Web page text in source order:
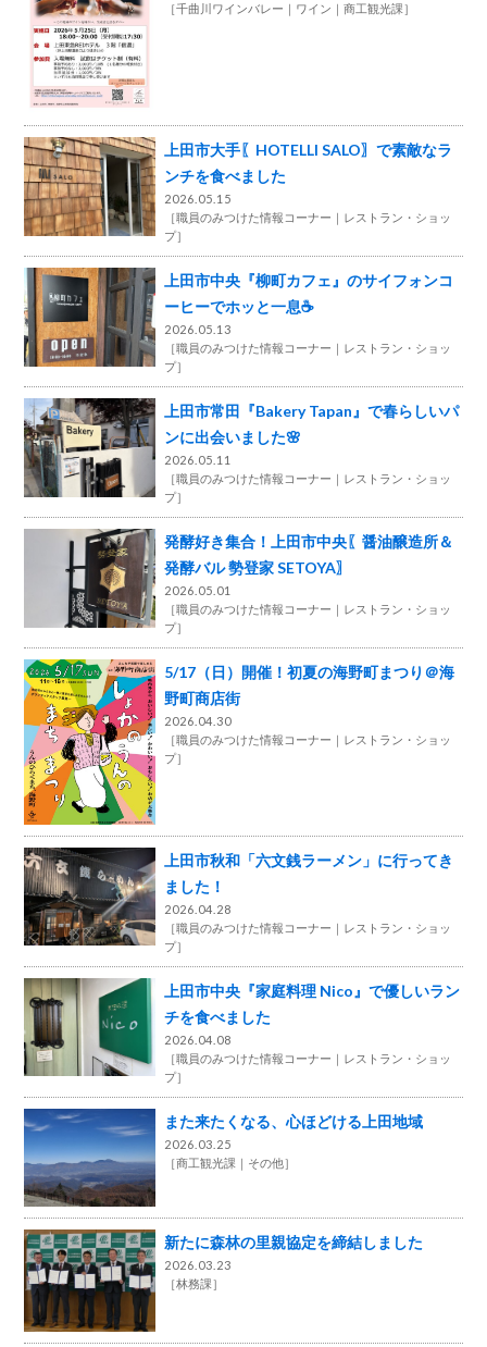
［千曲川ワインバレー ワイン 商工観光課］
上田市大手〖HOTELLI SALO〗で素敵なラ
ンチを食べました
2026.05.15
［職員のみつけた情報コーナー
レストラン・ショッ
プ］
上田市中央『柳町カフェ』のサイフォンコ
ーヒーでホッと一息☕
2026.05.13
［職員のみつけた情報コーナー
レストラン・ショッ
プ］
上田市常田『Bakery Tapan』で春らしいパ
ンに出会いました🌸
2026.05.11
［職員のみつけた情報コーナー
レストラン・ショッ
プ］
発酵好き集合！上田市中央〖醤油醸造所＆
発酵バル 勢登家 SETOYA〗
2026.05.01
［職員のみつけた情報コーナー
レストラン・ショッ
プ］
5/17（日）開催！初夏の海野町まつり＠海
野町商店街
2026.04.30
［職員のみつけた情報コーナー
レストラン・ショッ
プ］
上田市秋和「六文銭ラーメン」に行ってき
ました！
2026.04.28
［職員のみつけた情報コーナー
レストラン・ショッ
プ］
上田市中央『家庭料理 Nico』で優しいラン
チを食べました
2026.04.08
［職員のみつけた情報コーナー
レストラン・ショッ
プ］
また来たくなる、心ほどける上田地域
2026.03.25
［商工観光課 その他］
新たに森林の里親協定を締結しました
2026.03.23
［林務課］